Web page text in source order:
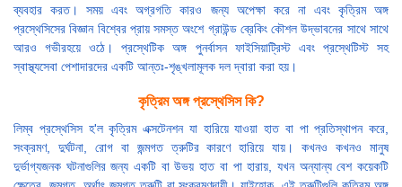
ব্যবহার করত। সময় এবং অগ্রগতি কারও জন্য অপেক্ষা করে না এবং কৃত্রিম অঙ্গ
প্রস্থেসিসের বিজ্ঞান বিশ্বের প্রায় সমস্ত অংশে গ্রাউন্ড ব্রেকিং কৌশল উদ্ভাবনের সাথে সাথে
আরও গভীরহয়ে ওঠে। প্রস্থেটিক অঙ্গ পুনর্বাসন ফাইসিয়াট্রিস্ট এবং প্রস্থেটিস্ট সহ
স্বাস্থ্যসেবা পেশাদারদের একটি আন্তঃ-শৃঙ্খলামূলক দল দ্বারা করা হয়।
কৃত্রিম অঙ্গ প্রস্থেসিস কি?
লিম্ব প্রস্থেসিস হ'ল কৃত্রিম এক্সটেনশন যা হারিয়ে যাওয়া হাত বা পা প্রতিস্থাপন করে,
সংক্রমণ, দুর্ঘটনা, রোগ বা জন্মগত ত্রুটির কারণে হারিয়ে যায়। কখনও কখনও মানুষ
দুর্ভাগ্যজনক ঘটনাগুলির জন্য একটি বা উভয় হাত বা পা হারায়, যখন অন্যান্য বেশ কয়েকটি